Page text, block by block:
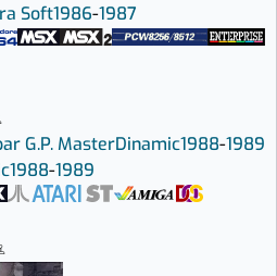
Soft1986-1987
G.P. MasterDinamic1988-1989
1988-1989